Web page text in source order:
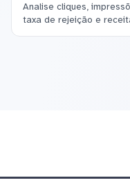
Analise cliques,
taxa de rejeição e